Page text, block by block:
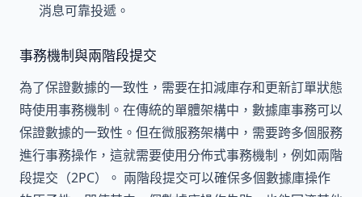
消息可靠投遞。
事務機制與兩階段提交
為了保證數據的一致性，需要在扣減庫存和更新訂單狀態
時使用事務機制。在傳統的單體架構中，數據庫事務可以
保證數據的一致性。但在微服務架構中，需要跨多個服務
進行事務操作，這就需要使用分佈式事務機制，例如兩階
段提交（2PC）。 兩階段提交可以確保多個數據庫操作